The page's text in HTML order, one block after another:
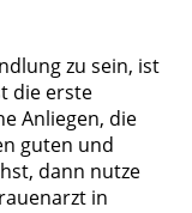
zu sein, ist
die erste
Anliegen, die
guten und
dann nutze
in